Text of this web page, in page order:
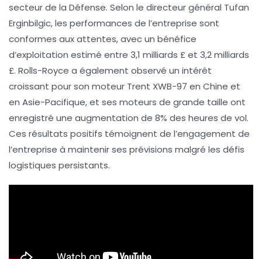
secteur de la Défense. Selon le directeur général Tufan
Erginbilgic, les performances de l’entreprise sont
conformes aux attentes, avec un bénéfice
d’exploitation estimé entre 3,1 milliards £ et 3,2 milliards
£. Rolls-Royce a également observé un intérêt
croissant pour son moteur Trent XWB-97 en Chine et
en Asie-Pacifique, et ses moteurs de grande taille ont
enregistré une augmentation de 8% des heures de vol.
Ces résultats positifs témoignent de l’engagement de
l’entreprise à maintenir ses prévisions malgré les défis
logistiques persistants.